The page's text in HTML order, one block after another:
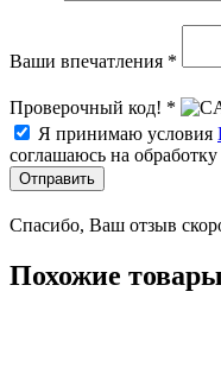
Ваши впечатления *
Проверочный код! *
Я принимаю условия
соглашаюсь на
Отправить
Спасибо, Ваш отзыв
Похожие товары